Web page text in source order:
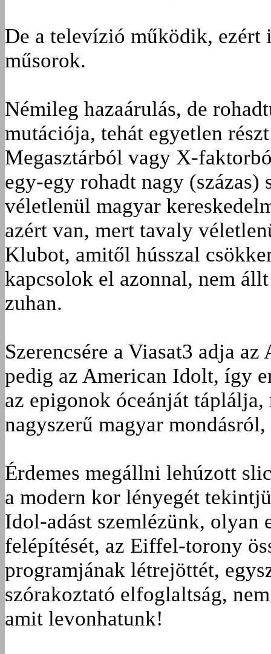
De a televízió működik, ezért
műsorok.
Némileg hazaárulás, de
mutációja, tehát egyetlen
Megasztárból vagy X-
egy-egy rohadt nagy (százas)
véletlenül magyar
azért van, mert tavaly
Klubot, amitől hússzal
kapcsolok el azonnal, nem
zuhan.
Szerencsére a Viasat3 adja
pedig az American Idolt, így
az epigonok óceánját táplálja,
nagyszerű magyar
Érdemes megállni lehúzott
a modern kor lényegét
Idol-adást szemlézünk, olyan
felépítését, az Eiffel-torony
programjának létrejöttét,
szórakoztató elfoglaltság,
amit levonhatunk!